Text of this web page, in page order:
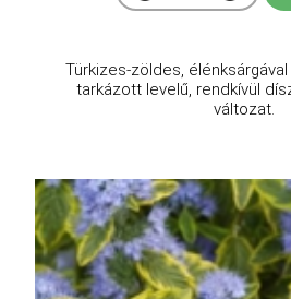
Türkizes-zöldes,
tarkázott levelű, rendkívül
változat.